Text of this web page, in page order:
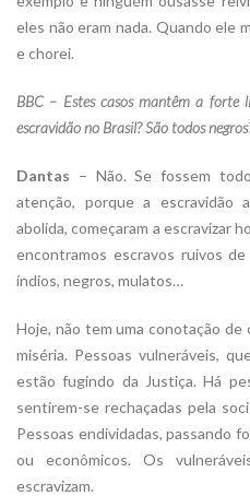
eles não eram nada. Quando ele
e chorei.
BBC – Estes casos mantêm a forte
escravidão no Brasil? São todos
Dantas – Não. Se fossem
atenção, porque a escravidão
abolida, começaram a escravizar
encontramos escravos ruivos
índios, negros, mulatos…
Hoje, não tem uma conotação de
miséria. Pessoas vulneráveis,
estão fugindo da Justiça. Há
sentirem-se rechaçadas pela
Pessoas endividadas, passando
ou econômicos. Os
escravizam.